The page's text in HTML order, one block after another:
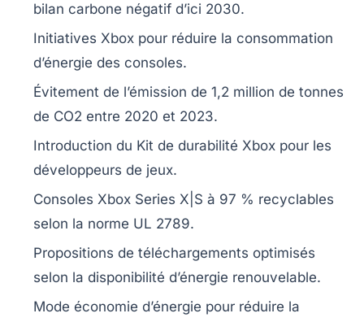
bilan carbone négatif d’ici 2030.
Initiatives Xbox pour réduire la consommation
d’énergie des consoles.
Évitement de l’émission de 1,2 million de tonnes
de CO2 entre 2020 et 2023.
Introduction du Kit de durabilité Xbox pour les
développeurs de jeux.
Consoles Xbox Series X|S à 97 % recyclables
selon la norme UL 2789.
Propositions de téléchargements optimisés
selon la disponibilité d’énergie renouvelable.
Mode économie d’énergie pour réduire la